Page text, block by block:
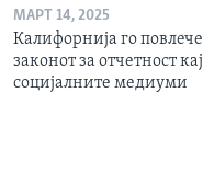
МАРТ 14, 2025
Калифорнија го повлече
законот за отчетност кај
социјалните медиуми